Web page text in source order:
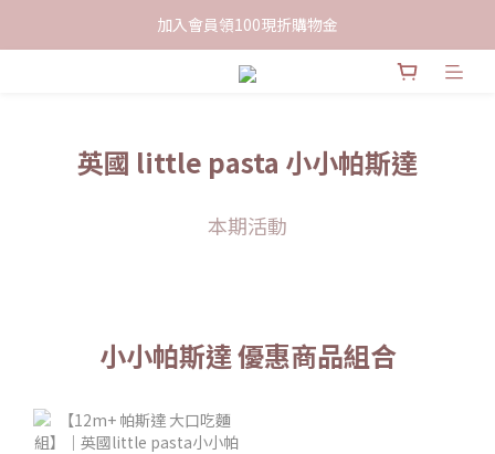
限時下單送餅乾乙包，滿$999免運
加入會員領100現折購物金
限時下單送餅乾乙包，滿$999免運
英國 little pasta 小小帕斯達
本期活動
小小帕斯達 優惠商品組合